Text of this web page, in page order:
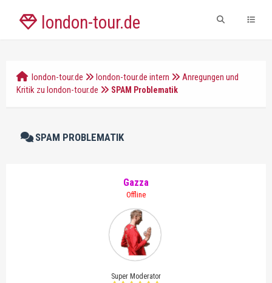
london-tour.de
london-tour.de london-tour.de intern
Anregungen und
Kritik zu london-tour.de
SPAM Problematik
SPAM PROBLEMATIK
Gazza
Offline
Super Moderator